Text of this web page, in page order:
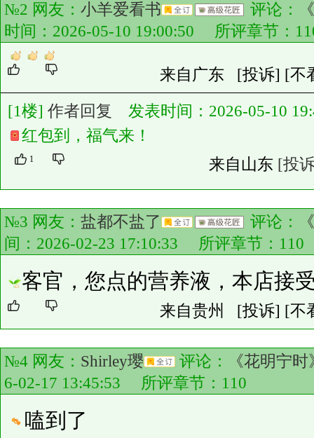
№2 网友： 小羊爱看书 评论：
时间：2026-05-10 19:00:50 所评章节：
来自广东 [投诉] [不
[1楼] 作者回复
发表时间：2026-05-10
红包到，福气来！
1 来自山东 [投
№3 网友： 盐都不盐了 评论：
间：2026-02-23 17:10:33 所评章节： 110
客官，您点的营养液，本店接
来自贵州 [投诉] [不
№4 网友： Shirley璎 评论：
《花明宁时
6-02-17 13:45:53 所评章节： 110
嗑到了